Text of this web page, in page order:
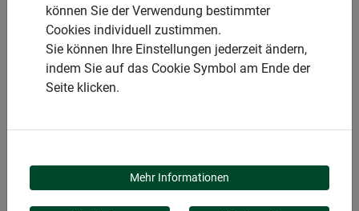
PRODUKTE
ALUMINIUMGEWEBE
können Sie der Verwendung bestimmter
Cookies individuell zustimmen.
Sie können Ihre Einstellungen jederzeit ändern,
indem Sie auf das Cookie Symbol am Ende der
Seite klicken.
Mehr Informationen